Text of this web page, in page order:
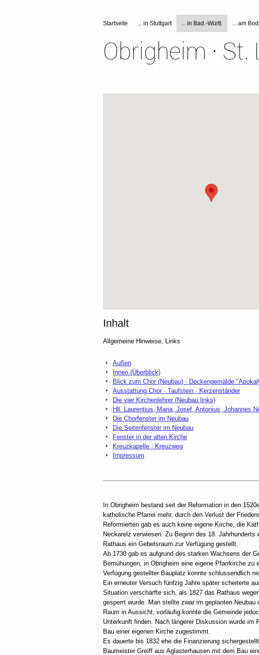
Startseite ... in Stuttgart ... in Bad.-Württ. ... am
Obrigheim ·
Inhalt
Allgemeine Hinweise, Links
Außen
Innen (Überblick)
Blick zum Chor (Neubau) · Deckengemälde
Ausstattung Chor · Taufstein · Kerzenständer
Die vier Kirchenlehrer (Neubau links)
Hll. Laurentius, Maria, Josef, Antonius, Johannes
Die Chorfenster im Neubau
Die Seitenfenster im Neubau
Fenster in der alten Kirche
Kreuzkapelle · Kreuzweg
Impressum
In Obrigheim bestand seit der Reformation in den
katholische Pfarrei mehr, durch den Verlust der
Reformierten gab es auch keine eigene Kirche, die
Neckarelz verwiesen. Zu Beginn des 18. Jahrhunderts
Rathaus ein Gebetsraum zur Verfügung gestellt.
Ab 1730 gab es aufgrund des starken Wachsens der
Bemühungen, in Obrigheim eine eigene Pfarrkirche zu
Verfügung gestellter Bauplatz konnte schlussendlich
Ein erneuter Versuch fünfzig Jahre später scheiterte
Situation verschärfte sich, als 1827 das Rathaus
gesperrt wurde. Man stellte zwar im geplanten Neubau
Raum in Aussicht, vorläufig konnte die Gemeinde
Unterkunft finden. Nach längerer Diskussion wurde im
Bau einer eigenen Kirche zugestimmt.
Es dauerte bis 1832 ehe die Finanzierung
Baumeister Greiff aus Aglasterhausen mit dem Bau